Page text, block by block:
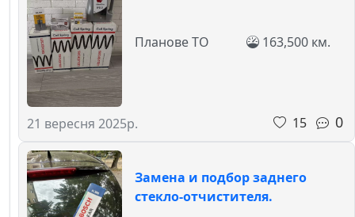
21 вересня 2025р.
Планове ТО 163,500 км.
15 0
Замена и подбор заднего
стекло-отчистителя.